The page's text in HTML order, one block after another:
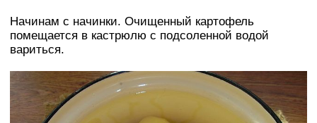
Начинам с начинки. Очищенный картофель
помещается в кастрюлю с подсоленной водой
вариться.